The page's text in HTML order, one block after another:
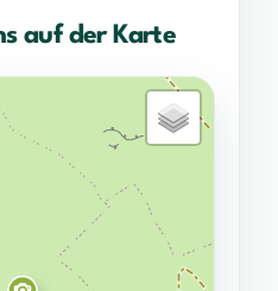
auf der Karte